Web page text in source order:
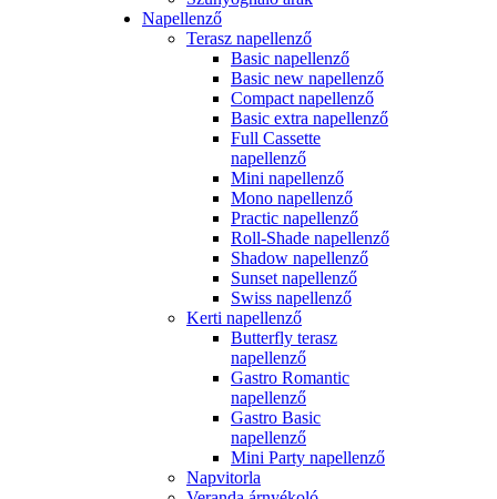
Napellenző
Terasz napellenző
Basic napellenző
Basic new napellenző
Compact napellenző
Basic extra napellenző
Full Cassette
napellenző
Mini napellenző
Mono napellenző
Practic napellenző
Roll-Shade napellenző
Shadow napellenző
Sunset napellenző
Swiss napellenző
Kerti napellenző
Butterfly terasz
napellenző
Gastro Romantic
napellenző
Gastro Basic
napellenző
Mini Party napellenző
Napvitorla